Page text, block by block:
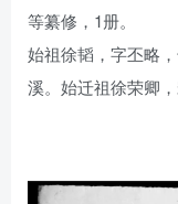
等纂修，1册。
始祖徐韬，字丕略
溪。始迁祖徐荣卿，